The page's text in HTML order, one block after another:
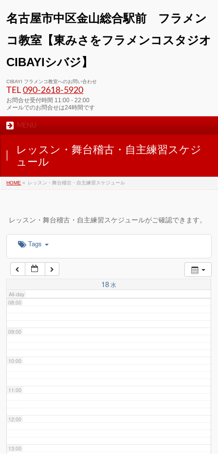
名古屋市中区金山総合駅前 フラメン
コ教室【東みさをフラメンコスタジオ
CIBAYIシバジ】
CIBAYI フラメンコ教室へのお問い合わせ
TEL090-2618‐5920
お問合せ受付時間 11:00 - 22:00
メールでのお問合せは24時間です
MENU
レッスン・舞台稽古・自主練習スケジ
ュール
HOME » レッスン・舞台稽古・自主練習スケジュール
レッスン・舞台稽古・自主練習スケジュールがご確認できます。
Tags
18 水
All-day
01:00
02:00
03:00
04:00
06:00
07:00
08:00
09:00
10:00
11:00
12:00
13:00